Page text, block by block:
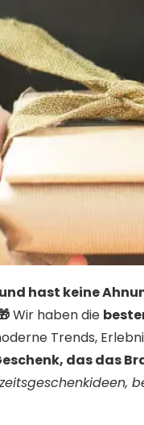
hast keine
Wir haben die
Trends,
das das